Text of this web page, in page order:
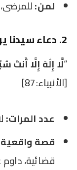
لمن:
2. دعاء سيدنا يونس عليه السلام
“لَّا إِلَٰهَ إِلَّا
[الأنبياء:87]
عدد المرات:
قصة
قضائية،